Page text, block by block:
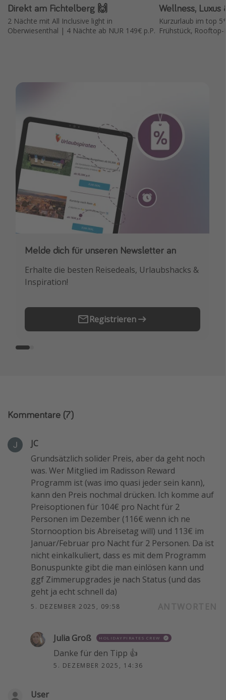
Direkt am Fichtelberg 🙌
2 Nächte mit All Inclusive light in
Oberwiesenthal | 4 Nächte ab NUR 149€ p.P.
Wellness,
Kurzurlaub im top
Frühstück,
Melde dich für unseren Newsletter an
Erhalte die besten Reisedeals, Urlaubshacks &
Inspiration!
Registrieren
Downloade unsere App
Buche die besten Reiseschnäppchen als
Erstes.
Kommentare (7)
JC
Grundsätzlich solider Preis, aber da geht noch
was. Wer Mitglied im Radisson Reward
Programm ist (was imo quasi jeder sein kann),
kann den Preis nochmal drücken. Ich komme auf
Preisoptionen für 104€ pro Nacht für 2
Personen im Dezember (116€ wenn ich ne
Stornooption bis Abreisetag will) und 113€ im
Januar/Februar pro Nacht für 2 Personen. Da ist
nicht einkalkuliert, dass es mit dem Programm
Bonuspunkte gibt die man einlösen kann und
ggf Zimmerupgrades je nach Status (und das
geht ja echt schnell da)
5. DEZEMBER 2025, 09:58
Julia Groß HOLIDAYPIRATES CREW
Danke für den Tipp 👍
5. DEZEMBER 2025, 14:36
User